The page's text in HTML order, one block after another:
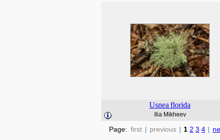
Usnea florida
Ilia Mikheev
Page: first | previous | 1 2 3 4 |